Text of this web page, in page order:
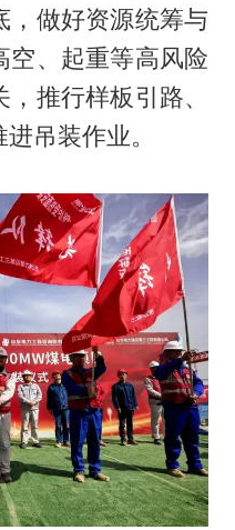
，做好资源统筹与
空、起重等高风险
推行样板引路、
吊装作业。